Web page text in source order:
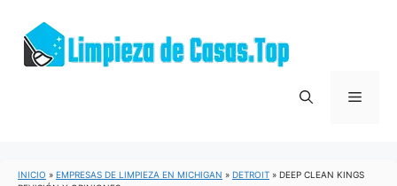
contenido
Menú
INICIO » EMPRESAS DE LIMPIEZA EN MICHIGAN » DETROIT » DEEP CLEAN KINGS